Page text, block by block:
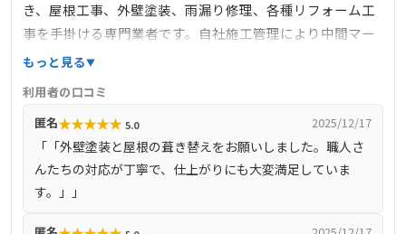
き、屋根工事、外壁塗装、雨漏り修理、各種リフォーム工
事を手掛ける専門業者です。自社施工管理により中間マー
ジンを排除し、高品質な施工を適正価格で提供していま
ては、最新の高耐久材料と技術を駆使し、長持ちする住ま
いづくりをサポートします。お客様第一主義を掲げ、どん
な小さな工事でも喜んで対応し、見積もりや現地調査は無
料で実施。工事前の近隣挨拶や工事後のアフターサービス
も万全で、最長10年の保証を提供しています。
もっと見る
利用者の口コミ
匿名★★★★★ 5.0 2025/12/17
「「外壁塗装と屋根の葺き替えをお願いしました。職人さ
んたちの対応が丁寧で、仕上がりにも大変満足していま
す。」」